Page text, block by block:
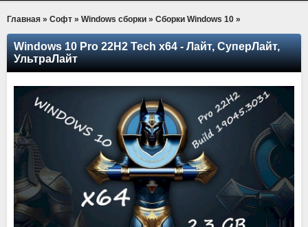
Главная » Софт » Windows сборки » Сборки Windows 10 »
Windows 10 Pro 22H2 Tech x64 - Лайт, СуперЛайт,
УльтраЛайт